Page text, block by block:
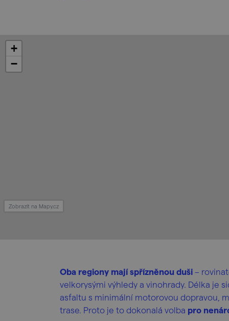
+
−
Zobrazit na Mapy.cz
Oba regiony mají spřízněnou duši –
velkorysými výhledy a vinohrady. Délka je
asfaltu s minimální motorovou dopravou,
trase. Proto je to dokonalá volba pro